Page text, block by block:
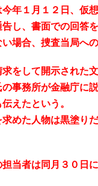
年１月１２日、仮
し、書面での回答を
い場合、捜査当局へ
をして開示された
事務所が金融庁に
えたという。
めた人物は黒塗り
当者は同月３０日